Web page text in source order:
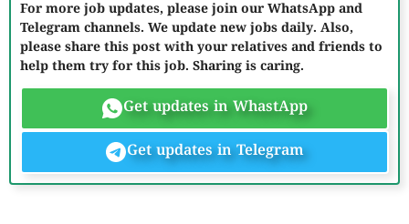
For more job updates, please join our WhatsApp and
Telegram channels. We update new jobs daily. Also,
please share this post with your relatives and friends to
help them try for this job. Sharing is caring.
Get updates in WhastApp
Get updates in Telegram